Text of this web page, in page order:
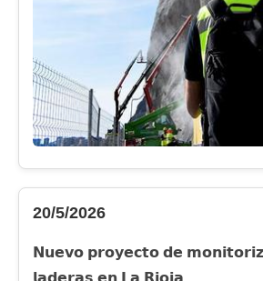
20/5/2026
𝗡𝘂𝗲𝘃𝗼 𝗽𝗿𝗼𝘆𝗲𝗰𝘁𝗼 𝗱𝗲
𝗹𝗮𝗱𝗲𝗿𝗮𝘀 𝗲𝗻 𝗟𝗮 𝗥𝗶𝗼𝗷𝗮